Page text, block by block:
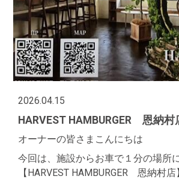
2026.04.15
HARVEST HAMBURGER 恩納村
オーナーの皆さまこんにちは
今回は、施設からお車で１分の場所
【HARVEST HAMBURGER 恩納村